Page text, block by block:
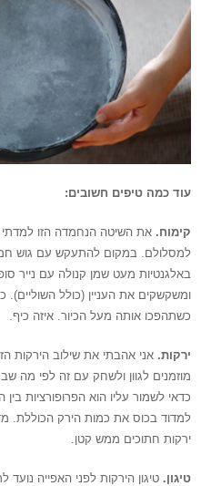
עוד כמה טיפים חשובים:
קימוח.את השיטה הנחמדה הזו למדתי
למסלולם. במקום להתעקש עם גוש
באלגנטיות מעט שמן קנולה עם נייר
ומשקשקים את העניין (כולל השוליים).
כשתהפכו אותה מעל הכיור. איזה כיף.
ירקות.אני אהבתי את שילוב הירקות
מוזמנים לגוון ולשחק עם זה לפי מה
כדאי לשמור עליו הוא הפרופורציות בין
ירקות חתוכים ממש קטן.
טיגון. טיגון הירקות לפני האפייה